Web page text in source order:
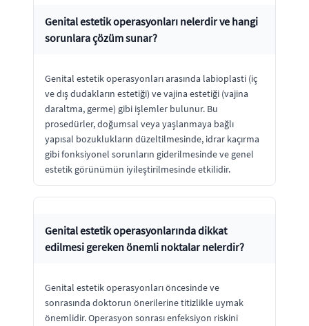
Genital estetik operasyonları nelerdir ve hangi
sorunlara çözüm sunar?
Genital estetik operasyonları arasında labioplasti (iç
ve dış dudakların estetiği) ve vajina estetiği (vajina
daraltma, germe) gibi işlemler bulunur. Bu
prosedürler, doğumsal veya yaşlanmaya bağlı
yapısal bozuklukların düzeltilmesinde, idrar kaçırma
gibi fonksiyonel sorunların giderilmesinde ve genel
estetik görünümün iyileştirilmesinde etkilidir.
Genital estetik operasyonlarında dikkat
edilmesi gereken önemli noktalar nelerdir?
Genital estetik operasyonları öncesinde ve
sonrasında doktorun önerilerine titizlikle uymak
önemlidir. Operasyon sonrası enfeksiyon riskini